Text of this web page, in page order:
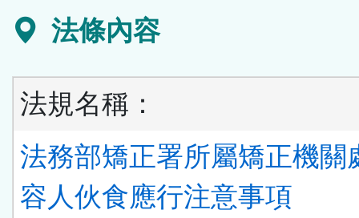
法條內容
法規名稱：
法務部矯正署所屬矯正機關
容人伙食應行注意事項